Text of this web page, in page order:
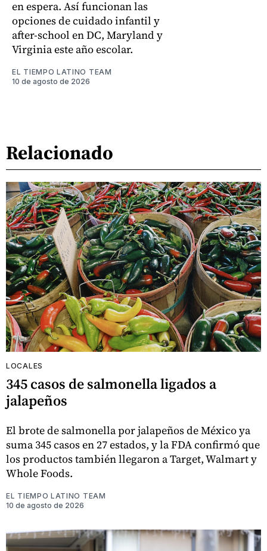
en espera. Así funcionan las
opciones de cuidado infantil y
after-school en DC, Maryland y
Virginia este año escolar.
EL TIEMPO LATINO TEAM
10 de agosto de 2026
Relacionado
LOCALES
345 casos de salmonella ligados a
jalapeños
El brote de salmonella por jalapeños de México ya
suma 345 casos en 27 estados, y la FDA confirmó que
los productos también llegaron a Target, Walmart y
Whole Foods.
EL TIEMPO LATINO TEAM
10 de agosto de 2026